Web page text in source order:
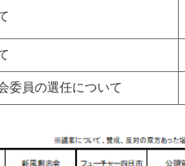
委員の選任について